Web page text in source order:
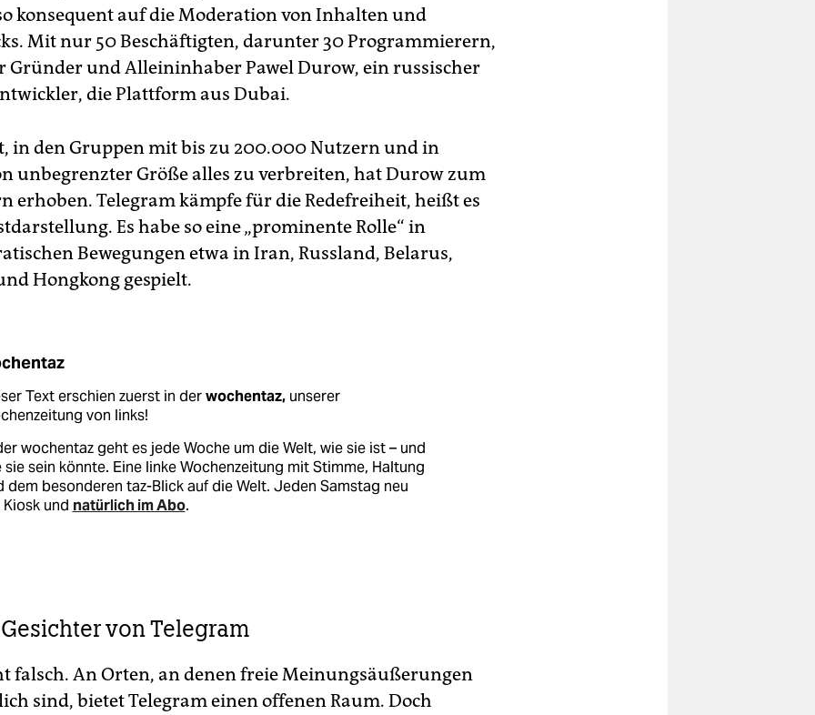
konsequent auf die Moderation von Inhalten und
Mit nur 50 Beschäftigten, darunter 30 Programmierern,
Gründer und Alleininhaber Pawel Durow, ein russischer
die Plattform aus Dubai.
in den Gruppen mit bis zu 200.000 Nutzern und in
unbegrenzter Größe alles zu verbreiten, hat Durow zum
erhoben. Telegram kämpfe für die Redefreiheit, heißt es
Es habe so eine „prominente Rolle“ in
Bewegungen etwa in Iran, Russland, Belarus,
Hongkong gespielt.
Text erschien zuerst in derwochentaz,unserer
von links!
wochentaz geht es jede Woche um die Welt, wie sie ist – und
sie sein könnte. Eine linke Wochenzeitung mit Stimme, Haltung
dem besonderen taz-Blick auf die Welt. Jeden Samstag neu
Kiosk und natürlich im Abo.
von Telegram
falsch. An Orten, an denen freie Meinungsäußerungen
sind, bietet Telegram einen offenen Raum. Doch